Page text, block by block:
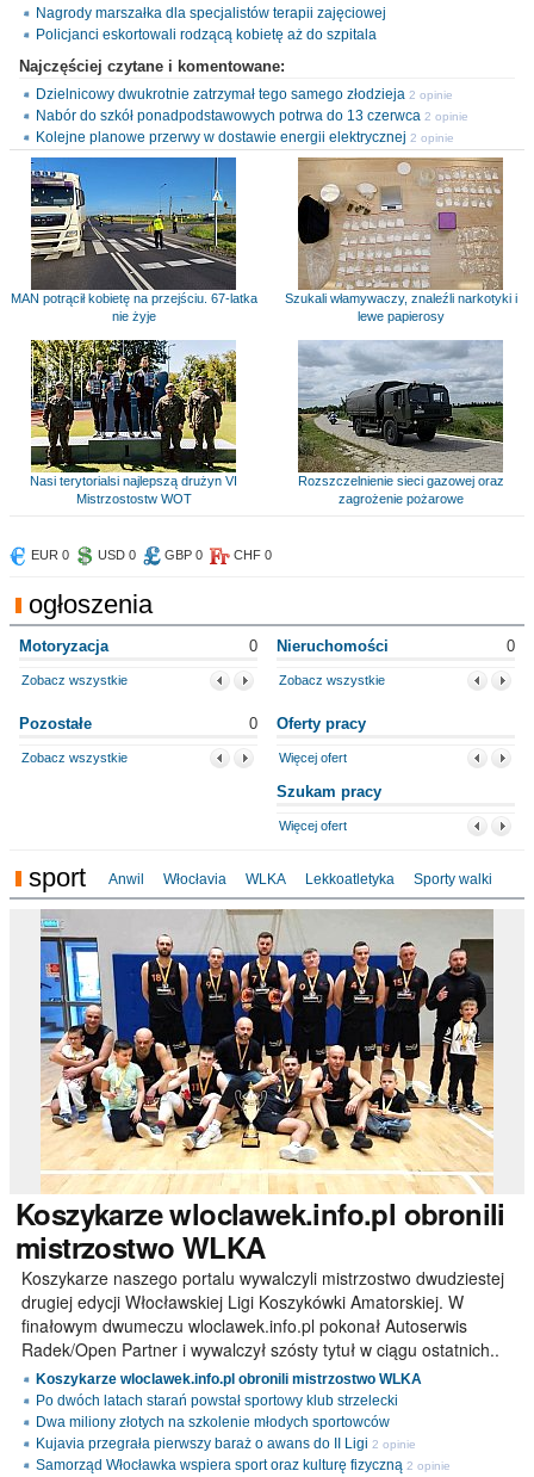
Nagrody marszałka dla specjalistów terapii zajęciowej
Policjanci eskortowali rodzącą kobietę aż do szpitala
Najczęściej czytane i komentowane:
Dzielnicowy dwukrotnie zatrzymał tego samego złodzieja 2 opinie
Nabór do szkół ponadpodstawowych potrwa do 13 czerwca 2 opinie
Kolejne planowe przerwy w dostawie energii elektrycznej 2 opinie
MAN potrącił kobietę na przejściu. 67-latka
nie żyje
Szukali włamywaczy, znaleźli narkotyki i
lewe papierosy
Nasi terytorialsi najlepszą drużyn VI
Mistrzostostw WOT
Rozszczelnienie sieci gazowej oraz
zagrożenie pożarowe
EUR 0 USD 0 GBP 0 CHF 0
ogłoszenia
Motoryzacja 0
Zobacz wszystkie
Nieruchomości 0
Zobacz wszystkie
Pozostałe 0
Zobacz wszystkie
Oferty pracy
Więcej ofert
Szukam pracy
Więcej ofert
sport Anwil Włocłavia WLKA Lekkoatletyka Sporty walki
Koszykarzewloclawek.info.pl obronili
mistrzostwo WLKA
Koszykarze naszego portalu wywalczyli mistrzostwo dwudziestej
drugiej edycji Włocławskiej Ligi Koszykówki Amatorskiej. W
finałowym dwumeczu wloclawek.info.pl pokonał Autoserwis
Radek/Open Partner i wywalczył szósty tytuł w ciągu ostatnich..
Koszykarze wloclawek.info.pl obronili mistrzostwo WLKA
Po dwóch latach starań powstał sportowy klub strzelecki
Dwa miliony złotych na szkolenie młodych sportowców
Kujavia przegrała pierwszy baraż o awans do II Ligi 2 opinie
Samorząd Włocławka wspiera sport oraz kulturę fizyczną 2 opinie